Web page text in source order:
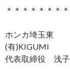
＊＊＊＊＊＊＊
ホンカ埼玉東
(有)KIGUMI
代表取締役 浅